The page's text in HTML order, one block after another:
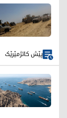
پێش کاتژمێرێک